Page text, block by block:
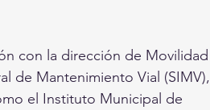
con la dirección de Movilidad
de Mantenimiento Vial (SIMV),
el Instituto Municipal de